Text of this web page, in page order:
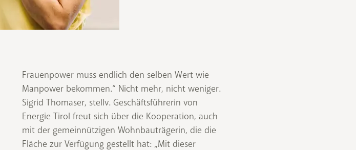
Manpower bekommen.“ Nicht mehr, nicht weniger.
Sigrid Thomaser, stellv. Geschäftsführerin von
Energie Tirol freut sich über die Kooperation, auch
mit der gemeinnützigen Wohnbau­trägerin, die die
Fläche zur Verfügung gestellt hat: „Mit dieser